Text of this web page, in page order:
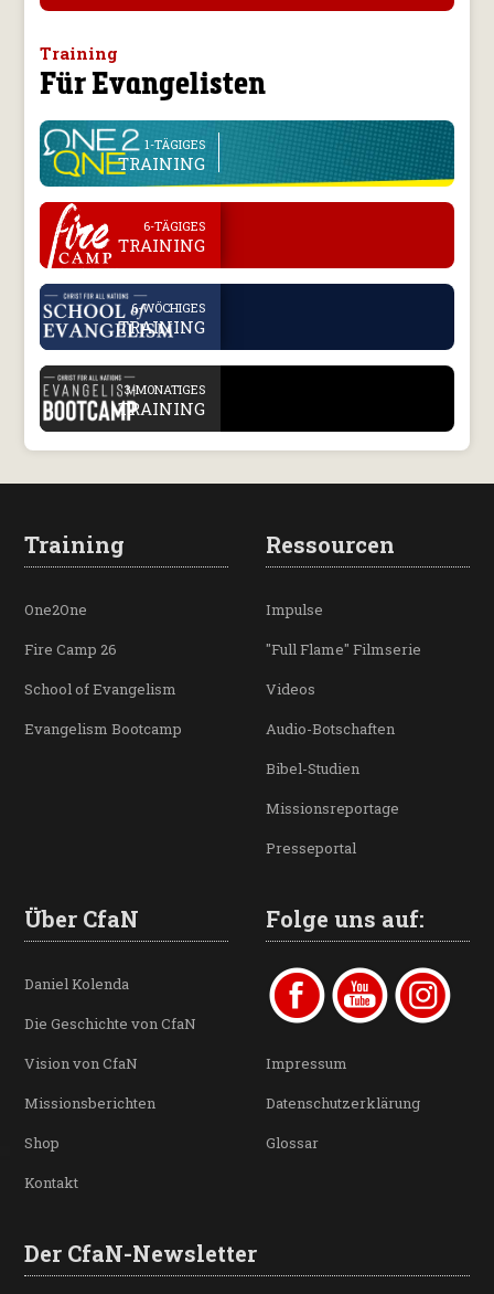
Training
Für Evangelisten
1-TÄGIGES
TRAINING
. 6-TÄGIGES
TRAINING
. 6-WÖCHIGES
TRAINING
. 3-MONATIGES
TRAINING
Training
One2One
Fire Camp 26
School of Evangelism
Evangelism Bootcamp
Ressourcen
Impulse
"Full Flame" Filmserie
Videos
Audio-Botschaften
Bibel-Studien
Missionsreportage
Presseportal
Über CfaN
Daniel Kolenda
Die Geschichte von CfaN
Vision von CfaN
Missionsberichten
Shop
Kontakt
Folge uns auf:
Impressum
Datenschutzerklärung
Glossar
Der CfaN-Newsletter